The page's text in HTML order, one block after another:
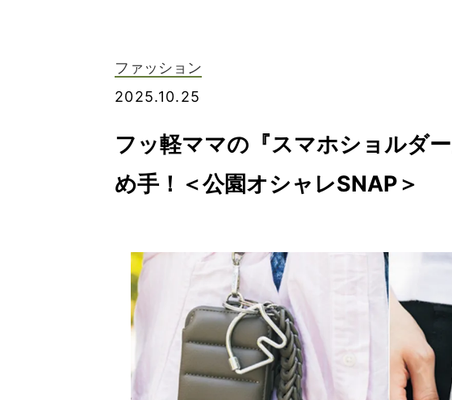
ファッション
2025.10.25
フッ軽ママの『スマホショルダ
め手！＜公園オシャレSNAP＞